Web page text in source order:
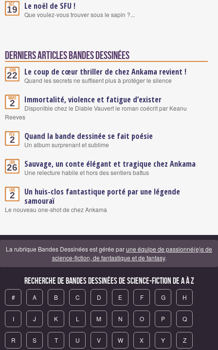
Déc.
19 Le noël de SFU !
Que voulez-vous trouver sous le sapin ?...
Derniers articles Bandes Dessinées
Juin
22 Le coup de cœur thriller de chez Ankama revient !
Quand les secrets ne suffisent plus à protéger le silence
Mars
2 Immortalité, violence et fatigue d’exister
Disponible chez le Diable Vauvert le roman coécrit par Keanu
Reeves
Fév.
2 Quand la bande dessinée se fait poésie
Un album surprenant et sublime
Jan.
26 Sauvage, un conte élégant et tragique chez Ankama
Une relecture habile et hors des sentiers battus
Jan.
2
Un huis-clos fantastique porté par une légende
samouraï
Le nouveau one-shot de chez Ankama
La rubrique Bandes Dessinées est gérée parune équipe de passionné(e)s de
science-fiction, de fantastique et de fantasy.
Recherche de Bandes Dessinées de science-fiction de A à Z
# A B C D E F G H
I J K L M N O P Q
R S T U V W X Y Z